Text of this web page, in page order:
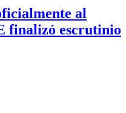
al
finalizó escrutinio